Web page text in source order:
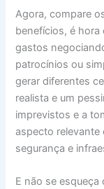
Agora, compare
benefícios, é hora
gastos
patrocínios ou
gerar diferentes
realista e um
imprevistos e a
aspecto relevante
segurança e
E não se